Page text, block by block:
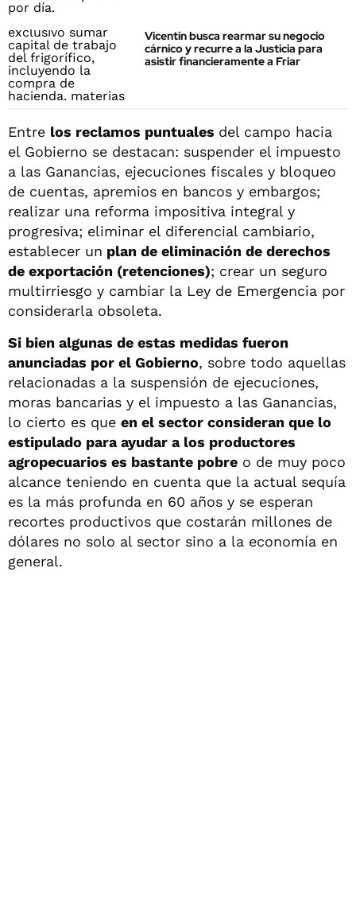
Vicentin busca rearmar su negocio
cárnico y recurre a la Justicia para
asistir financieramente a Friar
Entre los reclamos puntuales del campo hacia
el Gobierno se destacan: suspender el impuesto
a las Ganancias, ejecuciones fiscales y bloqueo
de cuentas, apremios en bancos y embargos;
realizar una reforma impositiva integral y
progresiva; eliminar el diferencial cambiario,
establecer un plan de eliminación de derechos
de exportación (retenciones); crear un seguro
multirriesgo y cambiar la Ley de Emergencia por
considerarla obsoleta.
Si bien algunas de estas medidas fueron
anunciadas por el Gobierno, sobre todo aquellas
relacionadas a la suspensión de ejecuciones,
moras bancarias y el impuesto a las Ganancias,
lo cierto es que en el sector consideran que lo
estipulado para ayudar a los productores
agropecuarios es bastante pobre o de muy poco
alcance teniendo en cuenta que la actual sequía
es la más profunda en 60 años y se esperan
recortes productivos que costarán millones de
dólares no solo al sector sino a la economía en
general.